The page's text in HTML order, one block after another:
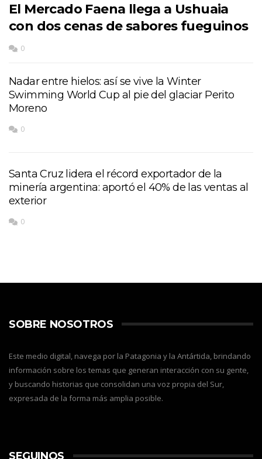
El Mercado Faena llega a Ushuaia
con dos cenas de sabores fueguinos
0
Nadar entre hielos: así se vive la Winter
Swimming World Cup al pie del glaciar Perito
Moreno
0
Santa Cruz lidera el récord exportador de la
minería argentina: aportó el 40% de las ventas al
exterior
0
SOBRE NOSOTROS
Este medio digital, navega por la Patagonia y la Antártida, brindando
información sobre los temas que generan interacción con su gente,
y buscando historias que consolidan una voz propia del Sur,
expresada de la forma más amplia posible.
SEGUINOS